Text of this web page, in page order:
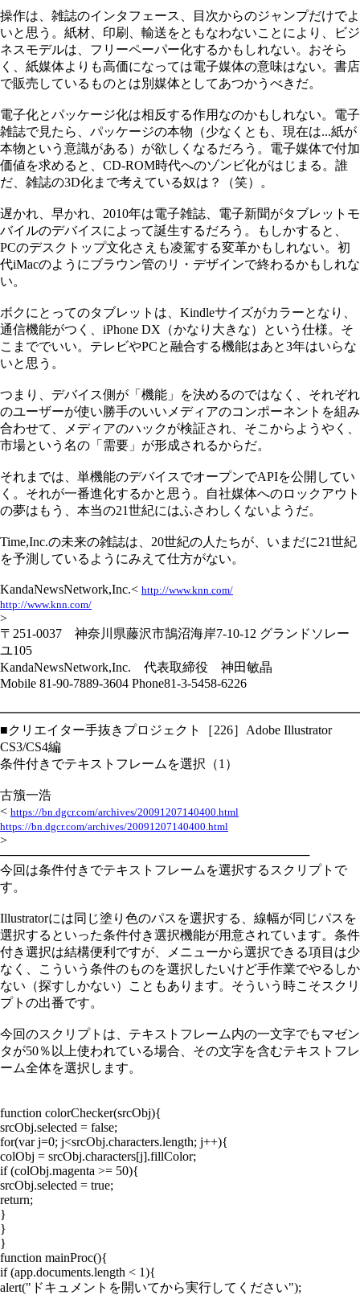
操作は、雑誌のインタフェース、目次からのジャンプだけでよ
いと思う。紙材、印刷、輸送をともなわないことにより、ビジ
ネスモデルは、フリーペーパー化するかもしれない。おそら
く、紙媒体よりも高価になっては電子媒体の意味はない。書店
で販売しているものとは別媒体としてあつかうべきだ。
電子化とパッケージ化は相反する作用なのかもしれない。電子
雑誌で見たら、パッケージの本物（少なくとも、現在は...紙が
本物という意識がある）が欲しくなるだろう。電子媒体で付加
価値を求めると、CD-ROM時代へのゾンビ化がはじまる。誰
だ、雑誌の3D化まで考えている奴は？（笑）。
遅かれ、早かれ、2010年は電子雑誌、電子新聞がタブレットモ
バイルのデバイスによって誕生するだろう。もしかすると、
PCのデスクトップ文化さえも凌駕する変革かもしれない。初
代iMacのようにブラウン管のリ・デザインで終わるかもしれな
い。
ボクにとってのタブレットは、Kindleサイズがカラーとなり、
通信機能がつく、iPhone DX（かなり大きな）という仕様。そ
こまででいい。テレビやPCと融合する機能はあと3年はいらな
いと思う。
つまり、デバイス側が「機能」を決めるのではなく、それぞれ
のユーザーが使い勝手のいいメディアのコンポーネントを組み
合わせて、メディアのハックが検証され、そこからようやく、
市場という名の「需要」が形成されるからだ。
それまでは、単機能のデバイスでオープンでAPIを公開してい
く。それが一番進化するかと思う。自社媒体へのロックアウト
の夢はもう、本当の21世紀にはふさわしくないようだ。
Time,Inc.の未来の雑誌は、20世紀の人たちが、いまだに21世紀
を予測しているようにみえて仕方がない。
KandaNewsNetwork,Inc.< http://www.knn.com/
http://www.knn.com/
>
〒251-0037 神奈川県藤沢市鵠沼海岸7-10-12 グランドソレー
ユ105
KandaNewsNetwork,Inc. 代表取締役 神田敏晶
Mobile 81-90-7889-3604 Phone81-3-5458-6226
■クリエイター手抜きプロジェクト［226］Adobe Illustrator
CS3/CS4編
条件付きでテキストフレームを選択（1）
古籏一浩
< https://bn.dgcr.com/archives/20091207140400.html
https://bn.dgcr.com/archives/20091207140400.html
>
───────────────────────────────────
今回は条件付きでテキストフレームを選択するスクリプトで
す。
Illustratorには同じ塗り色のパスを選択する、線幅が同じパスを
選択するといった条件付き選択機能が用意されています。条件
付き選択は結構便利ですが、メニューから選択できる項目は少
なく、こういう条件のものを選択したいけど手作業でやるしか
ない（探すしかない）こともあります。そういう時こそスクリ
プトの出番です。
今回のスクリプトは、テキストフレーム内の一文字でもマゼン
タが50％以上使われている場合、その文字を含むテキストフレ
ーム全体を選択します。
function colorChecker(srcObj){
srcObj.selected = false;
for(var j=0; j<srcObj.characters.length; j++){
colObj = srcObj.characters[j].fillColor;
if (colObj.magenta >= 50){
srcObj.selected = true;
return;
}
}
}
function mainProc(){
if (app.documents.length < 1){
alert("ドキュメントを開いてから実行してください");